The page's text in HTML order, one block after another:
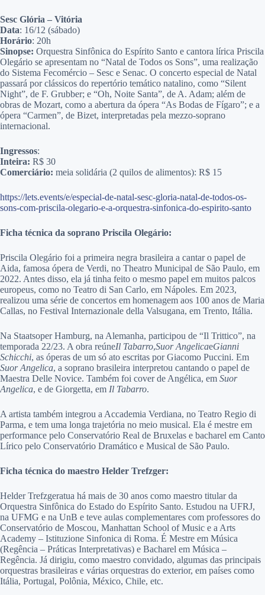
Sesc Glória – Vitória
Data: 16/12 (sábado)
Horário: 20h
Sinopse: Orquestra Sinfônica do Espírito Santo e cantora lírica Priscila
Olegário se apresentam no “Natal de Todos os Sons”, uma realização
do Sistema Fecomércio – Sesc e Senac. O concerto especial de Natal
passará por clássicos do repertório temático natalino, como “Silent
Night”, de F. Grubber; e “Oh, Noite Santa”, de A. Adam; além de
obras de Mozart, como a abertura da ópera “As Bodas de Fígaro”; e a
ópera “Carmen”, de Bizet, interpretadas pela mezzo-soprano
internacional.
Ingressos:
Inteira: R$ 30
Comerciário: meia solidária (2 quilos de alimentos): R$ 15
https://lets.events/e/especial-de-natal-sesc-gloria-natal-de-todos-os-
sons-com-priscila-olegario-e-a-orquestra-sinfonica-do-espirito-santo
Ficha técnica da soprano Priscila Olegário:
Priscila Olegário foi a primeira negra brasileira a cantar o papel de
Aida, famosa ópera de Verdi, no Theatro Municipal de São Paulo, em
2022. Antes disso, ela já tinha feito o mesmo papel em muitos palcos
europeus, como no Teatro di San Carlo, em Nápoles. Em 2023,
realizou uma série de concertos em homenagem aos 100 anos de Maria
Callas, no Festival Internazionale della Valsugana, em Trento, Itália.
Na Staatsoper Hamburg, na Alemanha, participou de “Il Trittico”, na
temporada 22/23. A obra reúneIl Tabarro,Suor AngelicaeGianni
Schicchi, as óperas de um só ato escritas por Giacomo Puccini. Em
Suor Angelica, a soprano brasileira interpretou cantando o papel de
Maestra Delle Novice. Também foi cover de Angélica, em Suor
Angelica, e de Giorgetta, em Il Tabarro.
A artista também integrou a Accademia Verdiana, no Teatro Regio di
Parma, e tem uma longa trajetória no meio musical. Ela é mestre em
performance pelo Conservatório Real de Bruxelas e bacharel em Canto
Lírico pelo Conservatório Dramático e Musical de São Paulo.
Ficha técnica do maestro Helder Trefzger:
Helder Trefzgeratua há mais de 30 anos como maestro titular da
Orquestra Sinfônica do Estado do Espírito Santo. Estudou na UFRJ,
na UFMG e na UnB e teve aulas complementares com professores do
Conservatório de Moscou, Manhattan School of Music e a Arts
Academy – Istituzione Sinfonica di Roma. É Mestre em Música
(Regência – Práticas Interpretativas) e Bacharel em Música –
Regência. Já dirigiu, como maestro convidado, algumas das principais
orquestras brasileiras e várias orquestras do exterior, em países como
Itália, Portugal, Polônia, México, Chile, etc.